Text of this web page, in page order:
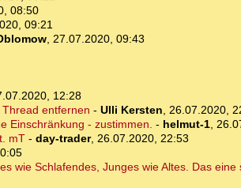
08:50
09:21
, 27.07.2020, 09:43
12:28
entfernen - Ulli Kersten, 26.07.2020,
Einschränkung - zustimmen. - helmut-1,
mT- day-trader, 26.07.2020, 22:53
wie Schlafendes, Junges wie Altes. Das